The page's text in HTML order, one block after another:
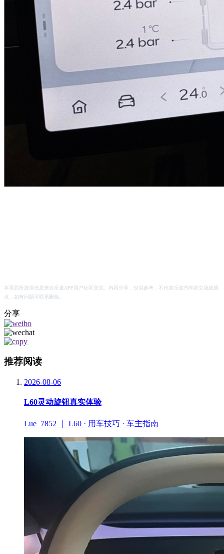
本页面所提供信息来自乐道APP用户社区交流、内容分享，仅供参考，不代表乐道汽车的立场或观
点，如有问题可联系删除。
分享
推荐阅读
2026-08-06
L60灵动旋钮真实体验
Lue_7852 ｜ L60 · 用车技巧 · 车主指南